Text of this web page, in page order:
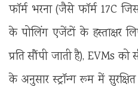
फॉर्म भरना (जैसे फॉर्म 17C
के पोलिंग एजेंटों के हस्ताक्षर
प्रति सौंपी जाती है), EVMs को
के अनुसार स्ट्रॉन्ग रूम में